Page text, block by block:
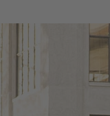
skills in front of a
to the streets.
BMX,